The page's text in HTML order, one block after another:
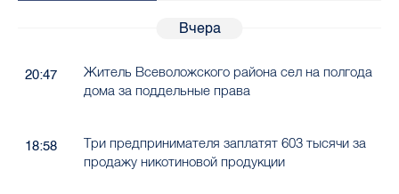
Вчера
20:47
Житель Всеволожского района сел на полгода
дома за поддельные права
18:58
Три предпринимателя заплатят 603 тысячи за
продажу никотиновой продукции